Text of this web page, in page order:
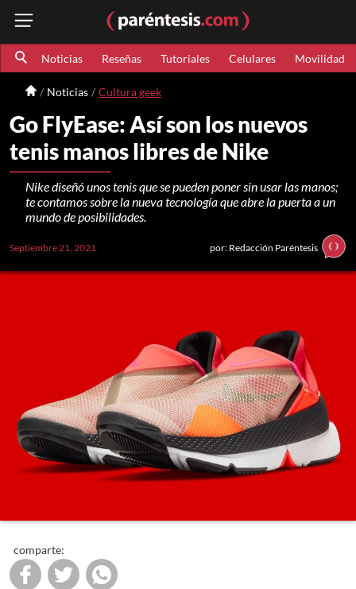
Noticias Reseñas Tutoriales Celulares Movilidad
Noticias Cultura geek
Go FlyEase: Así son los nuevos
tenis manos libres de Nike
Nike diseñó unos tenis que se pueden poner sin usar las manos;
te contamos sobre la nueva tecnología que abre la puerta a un
mundo de posibilidades.
Septiembre 21, 2021 por: Redacción Paréntesis
comparte: